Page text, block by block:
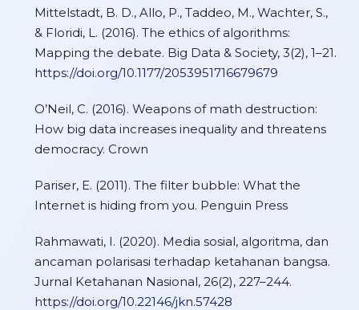
Mittelstadt, B. D., Allo, P., Taddeo, M., Wachter, S.,
& Floridi, L. (2016). The ethics of algorithms:
Mapping the debate. Big Data & Society, 3(2), 1–21.
https://doi.org/10.1177/2053951716679679
O’Neil, C. (2016). Weapons of math destruction:
How big data increases inequality and threatens
democracy. Crown
Pariser, E. (2011). The filter bubble: What the
Internet is hiding from you. Penguin Press
Rahmawati, I. (2020). Media sosial, algoritma, dan
ancaman polarisasi terhadap ketahanan bangsa.
Jurnal Ketahanan Nasional, 26(2), 227–244.
https://doi.org/10.22146/jkn.57428